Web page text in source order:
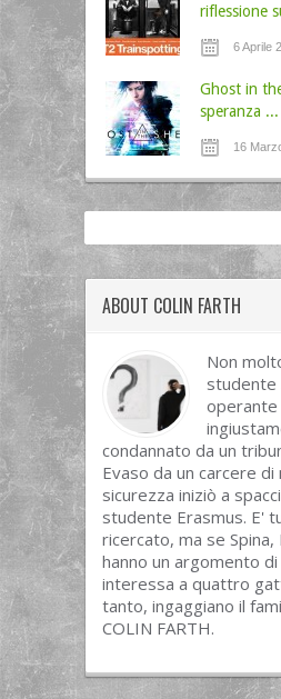
riflessione
6 Aprile
Ghost in
speranza ...
16
ABOUT COLIN FARTH
Non
studente
operante
condannato da un
Evaso da un carcere di
sicurezza iniziò a
studente Erasmus. E'
ricercato, ma se
hanno un argomento di
interessa a quattro
tanto, ingaggiano il
COLIN FARTH.